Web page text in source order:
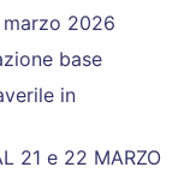
2026
base
in
21 e 22 MARZO